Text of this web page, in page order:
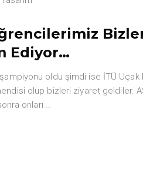
Ediyor…
oldu şimdi ise İTÜ
olup bizleri ziyaret geldiler.
onları …